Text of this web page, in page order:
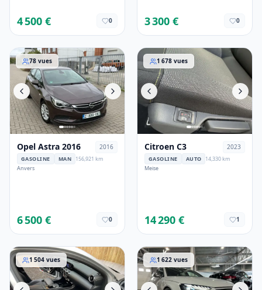
4 500 € 0 3 300 € 0
Opel Astra 2016
78 vues
Opel Astra 2016 2016
GASOLINE MAN
156,921 km
Anvers
6 500 € 0
Citroen C3
1 678 vues
Citroen C3 2023
GASOLINE AUTO
14,330 km
Meise
14 290 € 1
Mercedes-Benz A 250
1 504 vues Audi RS4
1 622 vues